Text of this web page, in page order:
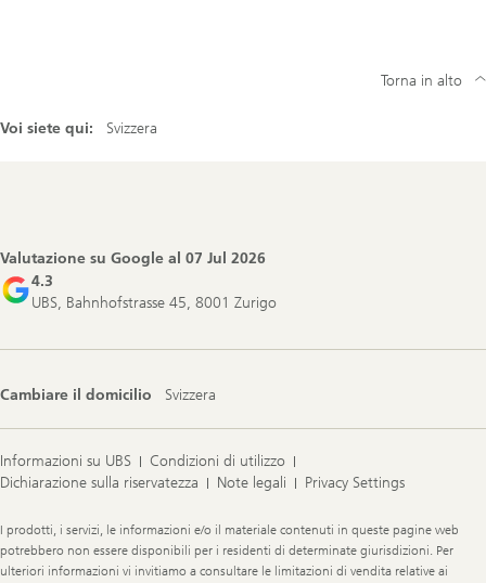
Voi siete qui: Svizzera
Torna in alto
Valutazione su Google al 07 Jul 2026
4.3
UBS, Bahnhofstrasse 45, 8001 Zurigo
Cambiare il domicilio Svizzera
Informazioni su UBS
Condizioni di utilizzo
Dichiarazione sulla riservatezza
Note legali Privacy Settings
Legal
Information
I prodotti, i servizi, le informazioni e/o il materiale contenuti in queste pagine web
potrebbero non essere disponibili per i residenti di determinate giurisdizioni. Per
ulteriori informazioni vi invitiamo a consultare le limitazioni di vendita relative ai